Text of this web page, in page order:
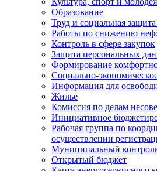
Образование
Труд и социальная
Работы по снижению
Контроль в сфере закупок
Защита персональных
Формирование
Социально-
Информация для
Жилье
Комиссия по делам
Инициативное
Рабочая группа по
осуществлении
Муниципальный
Открытый бюджет